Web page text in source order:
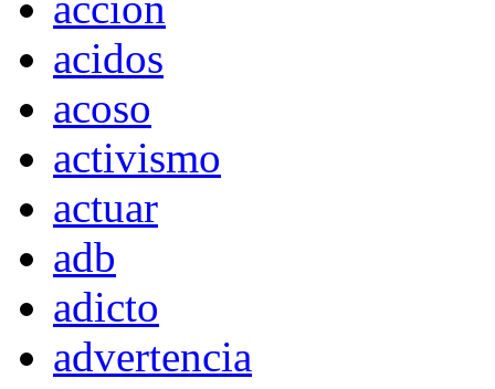
acidos
acoso
activismo
actuar
adb
adicto
advertencia